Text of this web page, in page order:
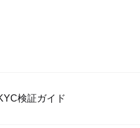
検証ガイド